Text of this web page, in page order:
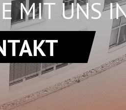
MIT UNS